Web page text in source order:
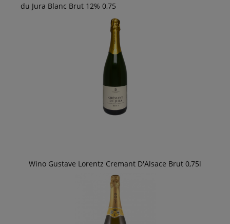
du Jura Blanc Brut 12% 0,75
Wino Gustave Lorentz Cremant D'Alsace Brut 0,75l